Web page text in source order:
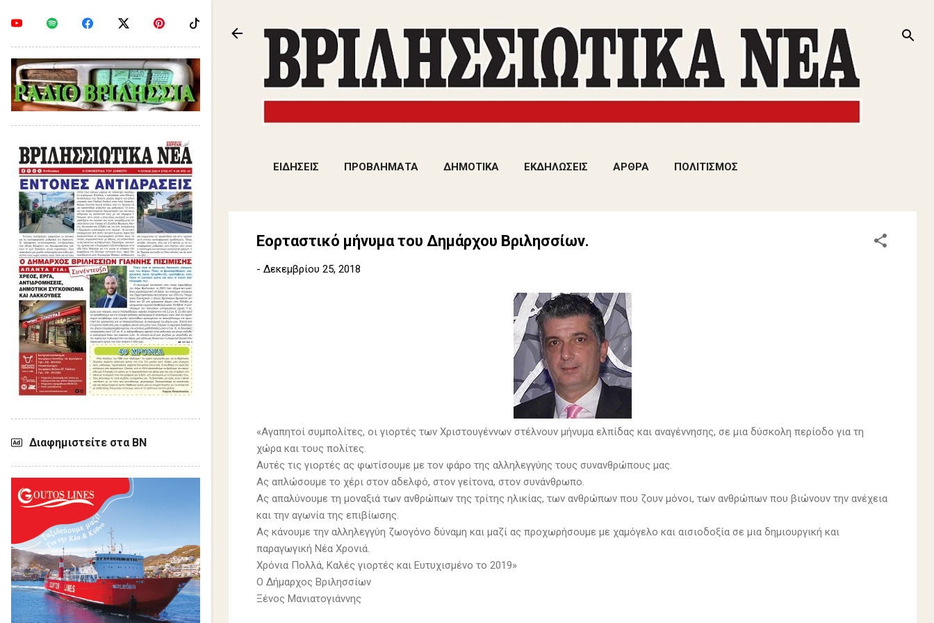
ΕΙΔΗΣΕΙΣ ΠΡΟΒΛΗΜΑΤΑ ΔΗΜΟΤΙΚΑ ΕΚΔΗΛΩΣΕΙΣ ΑΡΘΡΑ ΠΟΛΙΤΙΣΜΟΣ
Εορταστικό μήνυμα του Δημάρχου Βριλησσίων.
- Δεκεμβρίου 25, 2018
«Αγαπητοί συμπολίτες, οι γιορτές των Χριστουγέννων στέλνουν μήνυμα ελπίδας και αναγέννησης, σε μια δύσκολη περίοδο για τη
χώρα και τους πολίτες.
Αυτές τις γιορτές ας φωτίσουμε με τον φάρο της αλληλεγγύης τους συνανθρώπους μας.
Ας απλώσουμε το χέρι στον αδελφό, στον γείτονα, στον συνάνθρωπο.
Ας απαλύνουμε τη μοναξιά των ανθρώπων της τρίτης ηλικίας, των ανθρώπων που ζουν μόνοι, των ανθρώπων που βιώνουν την ανέχεια
και την αγωνία της επιβίωσης.
Ας κάνουμε την αλληλεγγύη ζωογόνο δύναμη και μαζί ας προχωρήσουμε με χαμόγελο και αισιοδοξία σε μια δημιουργική και
παραγωγική Νέα Χρονιά.
Χρόνια Πολλά, Καλές γιορτές και Ευτυχισμένο το 2019»
Ο Δήμαρχος Βριλησσίων
Ξένος Μανιατογιάννης
Διαφημιστείτε στα ΒΝ